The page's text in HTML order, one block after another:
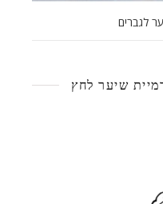
לגברים
שיער לחץ